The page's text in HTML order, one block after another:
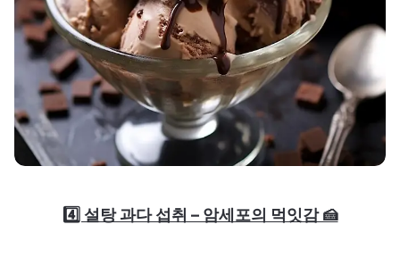
4️⃣ 설탕 과다 섭취 – 암세포의 먹잇감 🍰